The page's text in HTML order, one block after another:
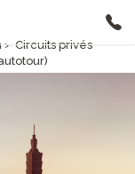
› Circuits privés